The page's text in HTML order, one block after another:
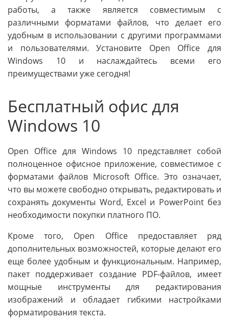
работы, а также является совместимым с
различными форматами файлов, что делает его
удобным в использовании с другими программами
и пользователями. Установите Open Office для
Windows 10 и наслаждайтесь всеми его
преимуществами уже сегодня!
Бесплатный офис для
Windows 10
Open Office для Windows 10 представляет собой
полноценное офисное приложение, совместимое с
форматами файлов Microsoft Office. Это означает,
что вы можете свободно открывать, редактировать и
сохранять документы Word, Excel и PowerPoint без
необходимости покупки платного ПО.
Кроме того, Open Office предоставляет ряд
дополнительных возможностей, которые делают его
еще более удобным и функциональным. Например,
пакет поддерживает создание PDF-файлов, имеет
мощные инструменты для редактирования
изображений и обладает гибкими настройками
форматирования текста.